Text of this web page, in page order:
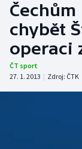
Hokej
Tenis
Atletika
chybět
operaci
ČT sport
27. 1. 2013 | Zdroj: ČTK